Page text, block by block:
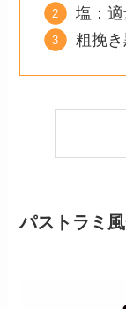
塩：
粗挽
パストラミ